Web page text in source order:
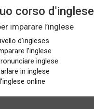
corso d'inglese
imparare l’inglese
d’ingleses
l’inglese
inglese
in inglese
online